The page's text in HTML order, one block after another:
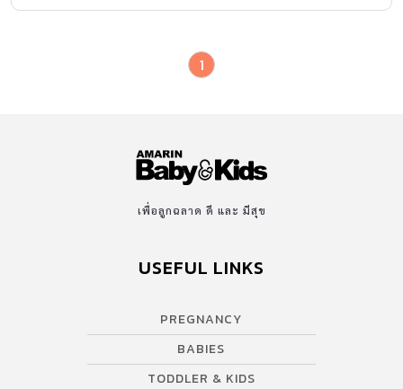
1
เพื่อลูกฉลาด ดี และ มีสุข
USEFUL LINKS
PREGNANCY
BABIES
TODDLER & KIDS